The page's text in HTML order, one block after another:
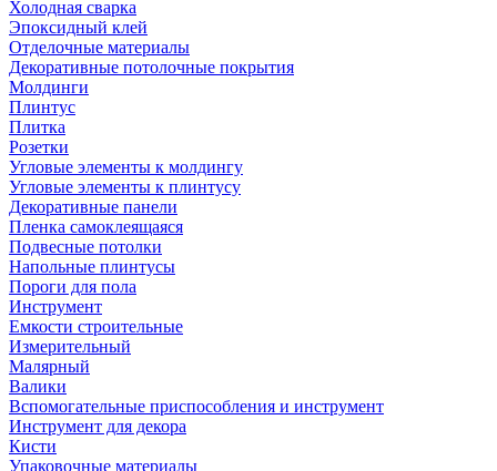
Холодная сварка
Эпоксидный клей
Отделочные материалы
Декоративные потолочные покрытия
Молдинги
Плинтус
Плитка
Розетки
Угловые элементы к молдингу
Угловые элементы к плинтусу
Декоративные панели
Пленка самоклеящаяся
Подвесные потолки
Напольные плинтусы
Пороги для пола
Инструмент
Емкости строительные
Измерительный
Малярный
Валики
Вспомогательные приспособления и инструмент
Инструмент для декора
Кисти
Упаковочные материалы